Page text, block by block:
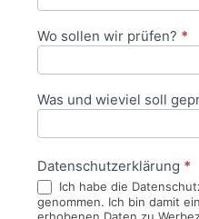
Wo sollen wir prüfen? *
Was und wieviel soll
Datenschutzerklärung *
Ich habe die
genommen. Ich bin damit